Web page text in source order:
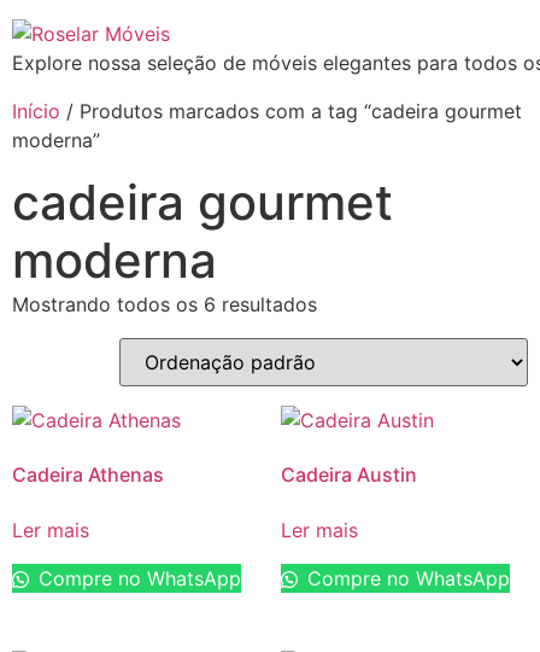
Explore nossa seleção de móveis elegantes para todos
Início / Produtos marcados com a tag “cadeira gourmet
moderna”
cadeira gourmet
moderna
Mostrando todos os 6 resultados
Cadeira Athenas
Ler mais
Compre no WhatsApp
Cadeira Austin
Ler mais
Compre no WhatsApp